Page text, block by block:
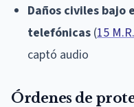
Daños civiles bajo
telefónicas (15
captó audio
Órdenes de